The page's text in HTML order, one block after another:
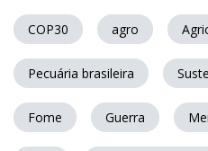
COP30 agro
Pecuária brasileira
Fome Guerra